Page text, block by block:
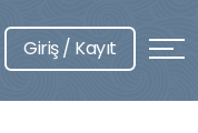
Giriş / Kayıt